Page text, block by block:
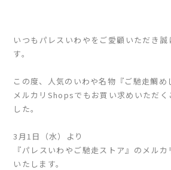
いつもパレスいわやをご愛顧いただき
す。
この度、人気のいわや名物『ご馳走鯛め
メルカリShopsでもお買い求めいただく
した。
3月1日（水）より
『パレスいわやご馳走ストア』のメル
いたします。